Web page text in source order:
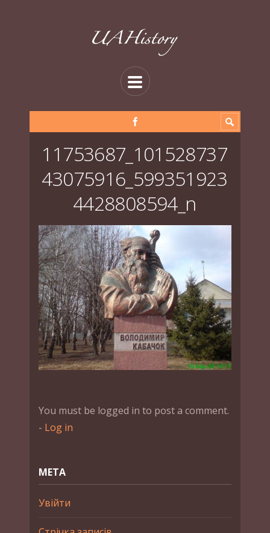
11753687_101528737
43075916_599351923
4428808594_n
You must be logged in to post a comment.
- Log in
МЕТА
Увійти